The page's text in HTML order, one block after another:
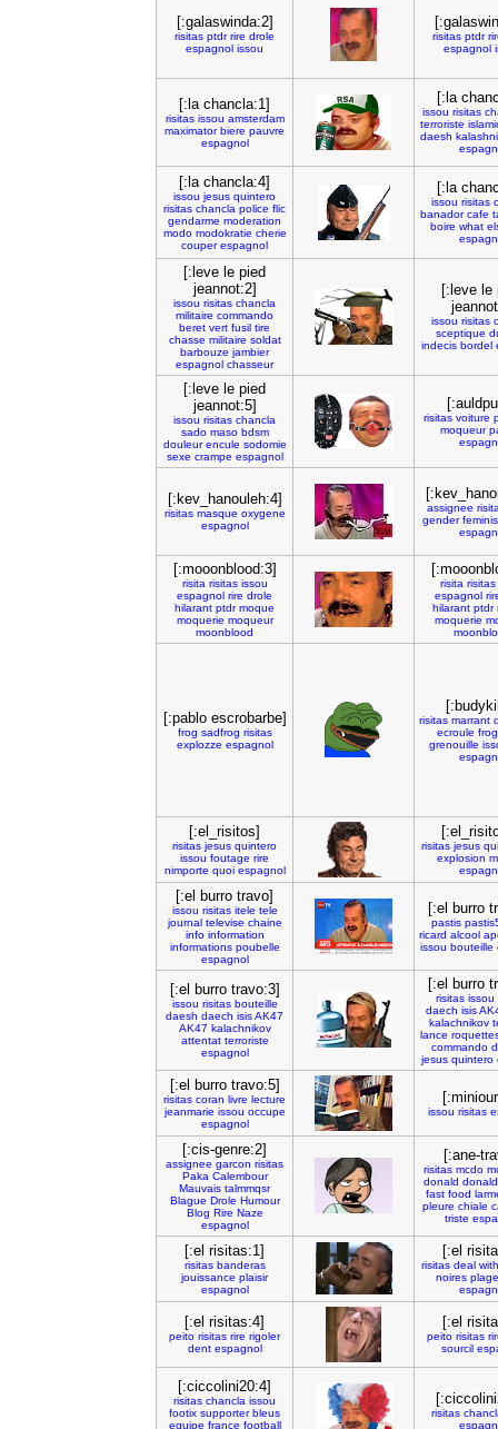
[:galaswinda:2]
risitas ptdr rire drole
espagnol issou
risitas ptdr
espagnol
[:la chancla:1]
risitas issou amsterdam
maximator biere pauvre
espagnol
[:la
issou risitas
terroriste
daesh
[:la chancla:4]
issou jesus quintero
risitas chancla police flic
gendarme moderation
modo modokratie cherie
couper espagnol
[:la
issou risitas
banador cafe
boire what
[:leve le pied
jeannot:2]
issou risitas chancla
militaire commando
beret vert fusil tire
chasse militaire soldat
barbouze jambier
espagnol chasseur
[:leve le
issou risitas
sceptique
indecis bordel
[:leve le pied
jeannot:5]
issou risitas chancla
sado maso bdsm
douleur encule sodomie
sexe crampe espagnol
risitas voiture
moqueur
[:kev_hanouleh:4]
risitas masque oxygene
espagnol
assignee
gender
[:mooonblood:3]
risita risitas issou
espagnol rire drole
hilarant ptdr moque
moquerie moqueur
moonblood
risita risitas
espagnol
hilarant ptdr
moquerie
[:pablo escrobarbe]
frog sadfrog risitas
explozze espagnol
risitas marrant
ecroule frog
grenouille
[:el_risitos]
risitas jesus quintero
issou foutage rire
nimporte quoi espagnol
risitas jesus
explosion
[:el burro travo]
issou risitas itele tele
journal televise chaine
info information
informations poubelle
espagnol
[:el burro
pastis
ricard alcool
issou bouteille
[:el burro travo:3]
issou risitas bouteille
daesh daech isisAK47
AK47 kalachnikov
attentat terroriste
espagnol
[:el burro
risitas issou
daech isis
kalachnikov
lance
commando
jesus quintero
[:el burro travo:5]
risitas coran livre lecture
jeanmarie issou occupe
espagnol
issou risitas
[:cis-genre:2]
assignee garcon risitas
Paka Calembour
Mauvais talmmqsr
Blague Drole Humour
Blog Rire Naze
espagnol
[:ane-
risitas mcdo
donald
fast food
pleure chiale
triste
[:el risitas:1]
risitas banderas
jouissance plaisir
espagnol
[:el
risitas deal with
noires plage
[:el risitas:4]
peito risitas rire rigoler
dent espagnol
[:el
peito risitas
sourcil
[:ciccolini20:4]
risitas chancla issou
footix supporter bleus
equipe france football
risitas